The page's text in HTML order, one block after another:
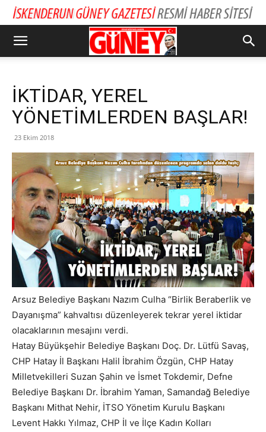
İKTİDAR, YEREL
YÖNETİMLERDEN BAŞLAR!
23 Ekim 2018
Arsuz Belediye Başkanı Nazım Culha “Birlik Beraberlik ve
Dayanışma” kahvaltısı düzenleyerek tekrar yerel iktidar
olacaklarının mesajını verdi.
Hatay Büyükşehir Belediye Başkanı Doç. Dr. Lütfü Savaş,
CHP Hatay İl Başkanı Halil İbrahim Özgün, CHP Hatay
Milletvekilleri Suzan Şahin ve İsmet Tokdemir, Defne
Belediye Başkanı Dr. İbrahim Yaman, Samandağ Belediye
Başkanı Mithat Nehir, İTSO Yönetim Kurulu Başkanı
Levent Hakkı Yılmaz, CHP İl ve İlçe Kadın Kolları